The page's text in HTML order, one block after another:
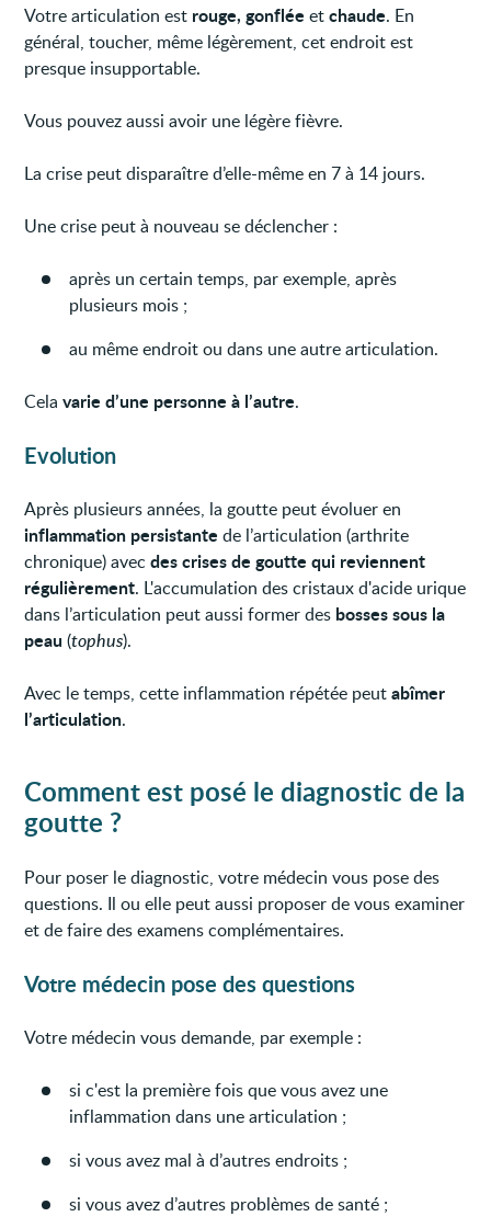
Votre articulation est rouge, gonfléeetchaude. En
général, toucher, même légèrement, cet endroit est
presque insupportable.
Vous pouvez aussi avoir une légère fièvre.
La crise peut disparaître d’elle-même en 7 à 14 jours.
Une crise peut à nouveau se déclencher :
après un certain temps, par exemple, après
plusieurs mois ;
au même endroit ou dans une autre articulation.
Celavarie d’une personne à l’autre.
Evolution
Après plusieurs années, la goutte peut évoluer en
inflammation persistante de l’articulation (arthrite
chronique) avecdes crises de goutte qui reviennent
régulièrement. L'accumulation des cristaux d'acide urique
dans l’articulation peut aussi former des bosses sous la
peau (tophus).
Avec le temps, cette inflammation répétée peutabîmer
l’articulation.
Comment est posé le diagnostic de la
goutte ?
Pour poser le diagnostic, votre médecin vous pose des
questions. Il ou elle peut aussi proposer de vous examiner
et de faire des examens complémentaires.
Votre médecin pose des questions
Votre médecin vous demande, par exemple :
si c'est la première fois que vous avez une
inflammation dans une articulation ;
si vous avez mal à d’autres endroits ;
si vous avez d’autres problèmes de santé ;